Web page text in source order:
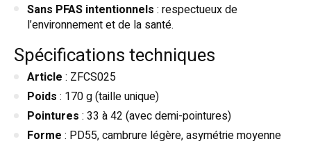
Sans PFAS intentionnels : respectueux de
l’environnement et de la santé.
Spécifications techniques
Article : ZFCS025
Poids : 170 g (taille unique)
Pointures : 33 à 42 (avec demi-pointures)
Forme : PD55, cambrure légère, asymétrie moyenne